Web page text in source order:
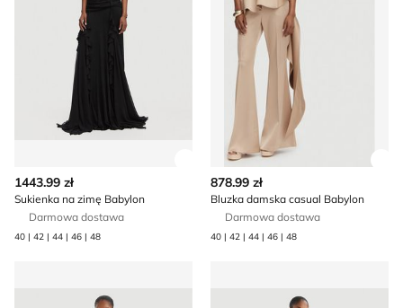
Zobacz szczegóły produktu
1443.99 zł
Sukienka na zimę Babylon
Darmowa dostawa
40 | 42 | 44 | 46 | 48
878.99 zł
Bluzka damska casual Babylon
Darmowa dostawa
40 | 42 | 44 | 46 | 48